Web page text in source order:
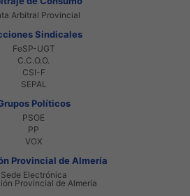
Arbitral Provincial
Sindicales
FeSP-UGT
C.C.O.O.
CSI-F
SEPAL
Políticos
PSOE
PP
VOX
Provincial de Almería
Sede Electrónica
Provincial de Almería